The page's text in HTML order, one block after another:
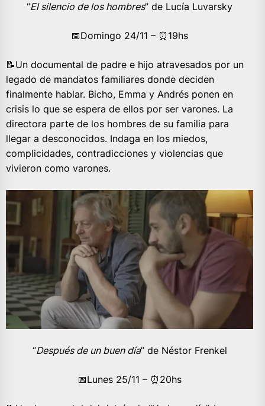
“El silencio de los hombres” de Lucía Luvarsky
📅Domingo 24/11 – ⏰️19hs
📝Un documental de padre e hijo atravesados por un
legado de mandatos familiares donde deciden
finalmente hablar. Bicho, Emma y Andrés ponen en
crisis lo que se espera de ellos por ser varones. La
directora parte de los hombres de su familia para
llegar a desconocidos. Indaga en los miedos,
complicidades, contradicciones y violencias que
vivieron como varones.
“Después de un buen día” de Néstor Frenkel
📅Lunes 25/11 – ⏰️20hs